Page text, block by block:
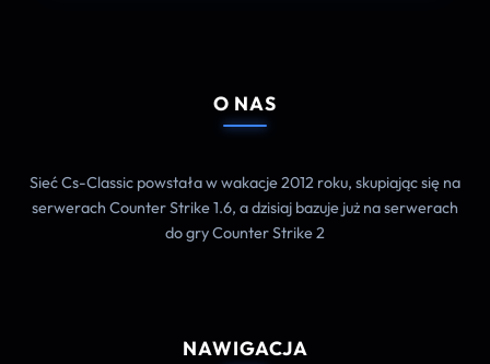
O NAS
Sieć Cs-Classic powstała w wakacje 2012 roku, skupiając się na
serwerach Counter Strike 1.6, a dzisiaj bazuje już na serwerach
do gry Counter Strike 2
NAWIGACJA